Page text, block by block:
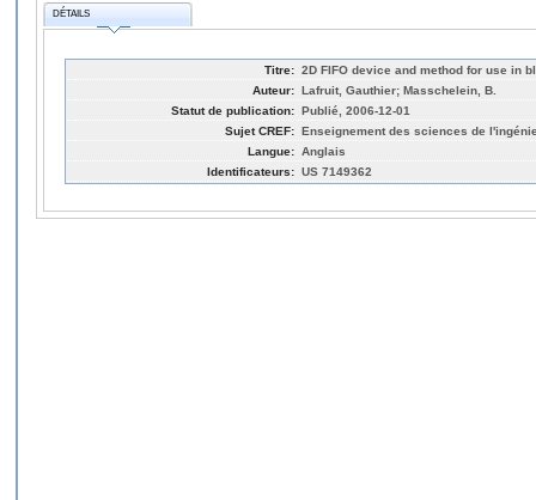
DÉTAILS
Titre: 2D FIFO device and method for use in
Auteur: Lafruit, Gauthier; Masschelein, B.
Statut de publication: Publié, 2006-12-01
Sujet CREF: Enseignement des sciences de
Langue: Anglais
Identificateurs: US 7149362